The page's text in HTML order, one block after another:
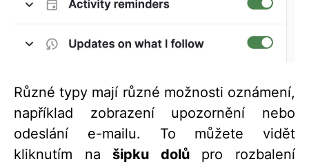
Různé typy mají různé možnosti oznámení,
například zobrazení upozornění nebo
odeslání e-mailu. To můžete vidět
kliknutím našipku dolůpro rozbalení